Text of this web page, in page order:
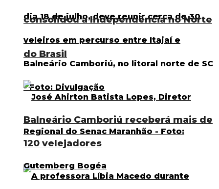
Balneário Camboriú receberá mais de
120 velejadores
consolidou a Independência no Norte
do Brasil